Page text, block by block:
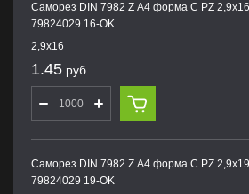
Саморез DIN 7982 Z А4 форма С PZ 2,9х16
79824029 16-OK
2,9х16
1.45 руб.
Саморез DIN 7982 Z А4 форма С PZ 2,9х19
79824029 19-OK